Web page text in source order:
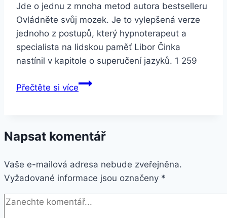
Jde o jednu z mnoha metod autora bestselleru
Ovládněte svůj mozek. Je to vylepšená verze
jednoho z postupů, který hypnoterapeut a
specialista na lidskou paměť Libor Činka
nastínil v kapitole o superučení jazyků. 1 259
Přečtěte si víceAnglicky
Napsat komentář
Vaše e-mailová adresa nebude zveřejněna.
Vyžadované informace jsou označeny *